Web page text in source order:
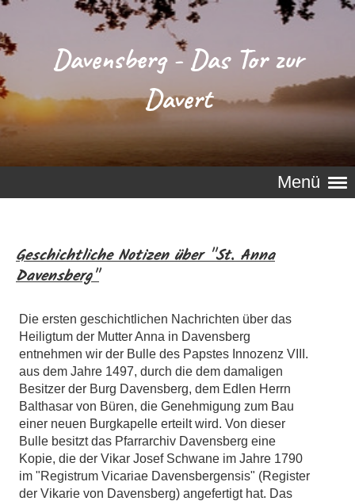
Davensberg - Das Tor zur
Davert
Menü
Geschichtliche Notizen über "St. Anna
Davensberg"
Die ersten geschichtlichen Nachrichten über das
Heiligtum der Mutter Anna in Davensberg
entnehmen wir der Bulle des Papstes Innozenz VIII.
aus dem Jahre 1497, durch die dem damaligen
Besitzer der Burg Davensberg, dem Edlen Herrn
Balthasar von Büren, die Genehmigung zum Bau
einer neuen Burgkapelle erteilt wird. Von dieser
Bulle besitzt das Pfarrarchiv Davensberg eine
Kopie, die der Vikar Josef Schwane im Jahre 1790
im "Registrum Vicariae Davensbergensis" (Register
der Vikarie von Davensberg) angefertigt hat. Das